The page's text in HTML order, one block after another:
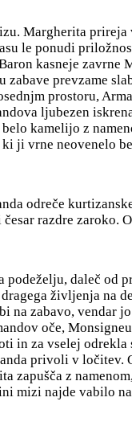
Margherita
le ponudi
kasneje
prevzame
prostoru,
ljubezen
kamelijo z
ji vrne neovenelo
odreče
česar razdre
daleč od
življenja na
na zabavo, vendar
oče,
in za vselej
privoli v ločitev.
zapušča z
mizi najde vabilo